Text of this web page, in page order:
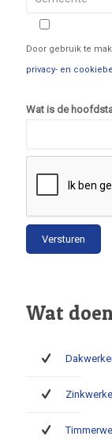
Door gebruik te
privacy- en
Wat is de
Wat